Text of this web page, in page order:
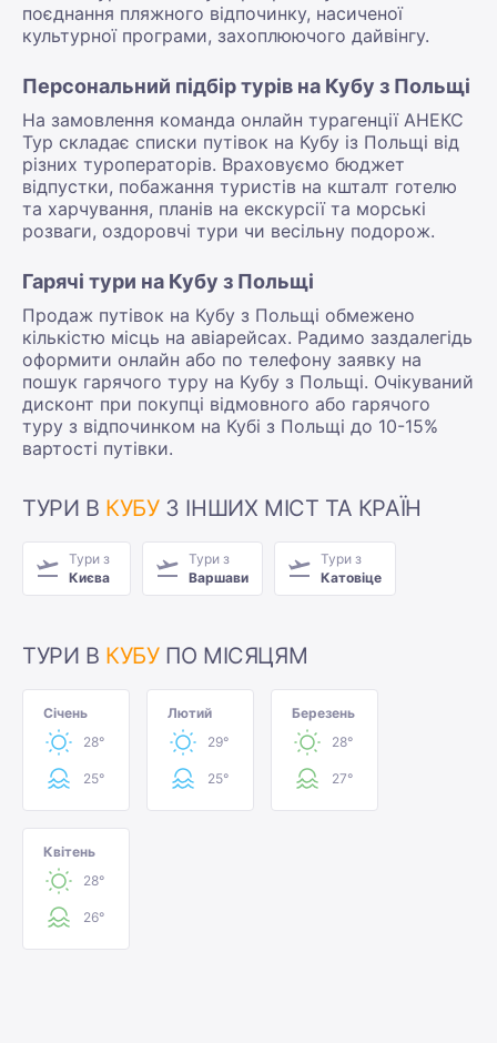
поєднання пляжного відпочинку, насиченої
культурної програми, захоплюючого дайвінгу.
Персональний підбір турів на Кубу з Польщі
На замовлення команда онлайн турагенції АНЕКС
Тур складає списки путівок на Кубу із Польщі від
різних туроператорів. Враховуємо бюджет
відпустки, побажання туристів на кшталт готелю
та харчування, планів на екскурсії та морські
розваги, оздоровчі тури чи весільну подорож.
Гарячі тури на Кубу з Польщі
Продаж путівок на Кубу з Польщі обмежено
кількістю місць на авіарейсах. Радимо заздалегідь
оформити онлайн або по телефону заявку на
пошук гарячого туру на Кубу з Польщі. Очікуваний
дисконт при покупці відмовного або гарячого
туру з відпочинком на Кубі з Польщі до 10-15%
вартості путівки.
ТУРИ В КУБУЗ ІНШИХ МІСТ ТА КРАЇН
Тури з
Києва
Тури з
Варшави
Тури з
Катовіце
ТУРИ В КУБУПО МІСЯЦЯМ
Січень
28°
25°
Лютий
29°
25°
Березень
28°
27°
Квітень
28°
26°